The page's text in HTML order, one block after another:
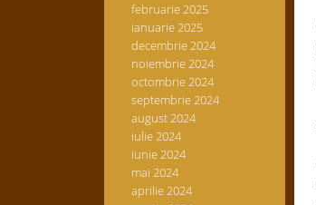
februarie 2025
ianuarie 2025
decembrie 2024
noiembrie 2024
octombrie 2024
septembrie 2024
august 2024
iulie 2024
iunie 2024
mai 2024
aprilie 2024